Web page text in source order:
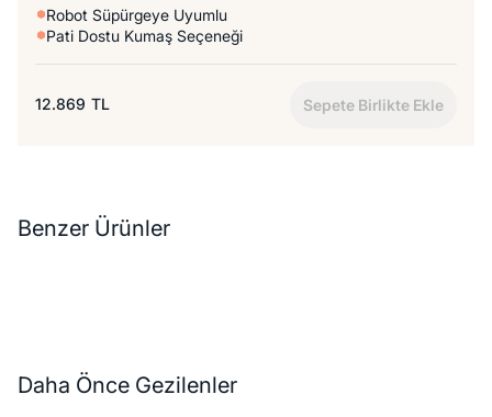
Robot Süpürgeye Uyumlu
Pati Dostu Kumaş Seçeneği
12.869 TL Sepete Birlikte Ekle
Benzer Ürünler
Daha Önce Gezilenler